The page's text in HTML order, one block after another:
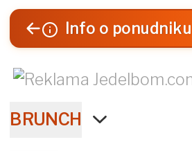
Info o ponudniku
BRUNCH